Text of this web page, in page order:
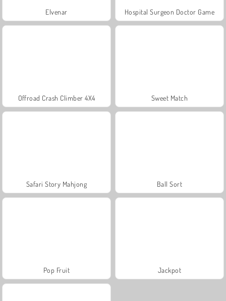
Elvenar Hospital Surgeon Doctor Game
Offroad Crash Climber 4X4 Sweet Match
Safari Story Mahjong Ball Sort
Pop Fruit Jackpot